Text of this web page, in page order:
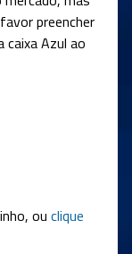
preencher
caixa Azul ao
ou clique